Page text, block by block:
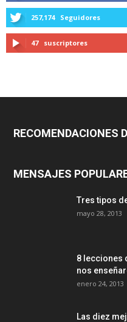
257,174 Seguidores
47 suscriptores
RECOMENDACIONES
MENSAJES
Tres tipos
mayo 28, 2013
8 lecciones
nos
enero 24, 2013
Las diez